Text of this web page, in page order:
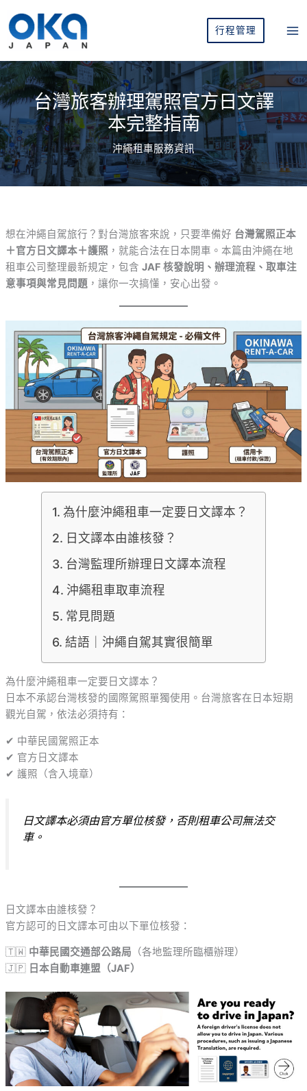
至
內
容
行程管理
台灣旅客辦理駕照官方日文譯
本完整指南
沖繩租車服務資訊
想在沖繩自駕旅行？對台灣旅客來說，只要準備好 台灣駕照正本
＋官方日文譯本＋護照 ，就能合法在日本開車。本篇由沖繩在地
租車公司整理最新規定，包含 JAF 核發說明、辦理流程、取車注
意事項與常見問題，讓你一次搞懂，安心出發。
為什麼沖繩租車一定要日文譯本？
日文譯本由誰核發？
台灣監理所辦理日文譯本流程
沖繩租車取車流程
常見問題
結語｜沖繩自駕其實很簡單
為什麼沖繩租車一定要日文譯本？
日本不承認台灣核發的國際駕照單獨使用。台灣旅客在日本短期
觀光自駕，依法必須持有：
✔ 中華民國駕照正本
✔ 官方日文譯本
✔ 護照（含入境章）
日文譯本必須由官方單位核發，否則租車公司無法交
車。
日文譯本由誰核發？
官方認可的日文譯本可由以下單位核發：
🇹🇼 中華民國交通部公路局 （各地監理所臨櫃辦理）
🇯🇵 日本自動車連盟（JAF）